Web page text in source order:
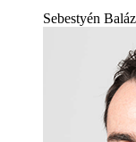
Sebestyén